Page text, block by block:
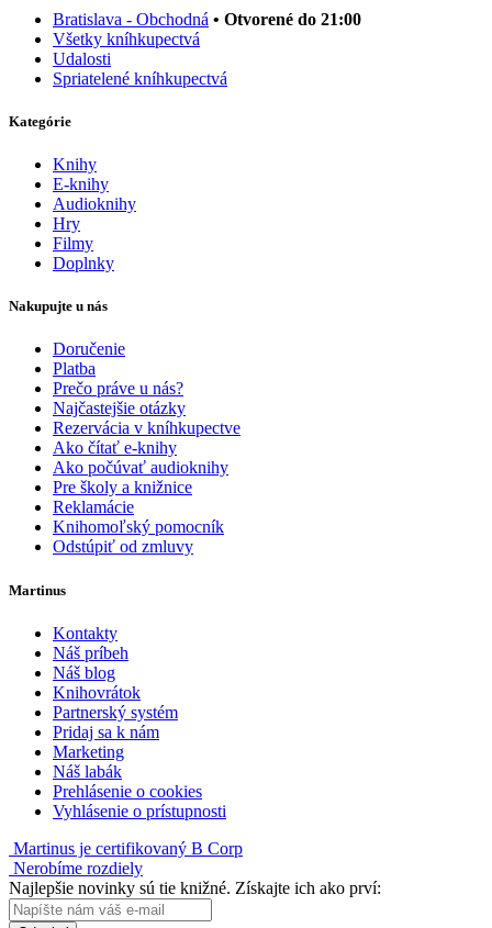
Bratislava - Obchodná • Otvorené do 21:00
Všetky kníhkupectvá
Udalosti
Spriatelené kníhkupectvá
Kategórie
Knihy
E-knihy
Audioknihy
Hry
Filmy
Doplnky
Nakupujte u nás
Doručenie
Platba
Prečo práve u nás?
Najčastejšie otázky
Rezervácia v kníhkupectve
Ako čítať e-knihy
Ako počúvať audioknihy
Pre školy a knižnice
Reklamácie
Knihomoľský pomocník
Odstúpiť od zmluvy
Martinus
Kontakty
Náš príbeh
Náš blog
Knihovrátok
Partnerský systém
Pridaj sa k nám
Marketing
Náš labák
Prehlásenie o cookies
Vyhlásenie o prístupnosti
Martinus je certifikovaný B Corp
Nerobíme rozdiely
Najlepšie novinky sú tie knižné. Získajte ich ako prví: